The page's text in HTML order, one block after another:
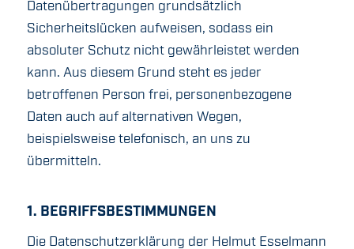
Datenübertragungen grundsätzlich
Sicherheitslücken aufweisen, sodass ein
absoluter Schutz nicht gewährleistet werden
kann. Aus diesem Grund steht es jeder
betroffenen Person frei, personenbezogene
Daten auch auf alternativen Wegen,
beispielsweise telefonisch, an uns zu
übermitteln.
1. BEGRIFFSBESTIMMUNGEN
Die Datenschutzerklärung der Helmut Esselmann